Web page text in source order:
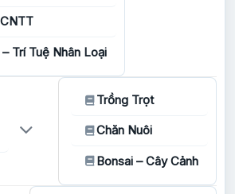
Trí Tuệ Nhân Loại
Trồng Trọt
Chăn Nuôi
Bonsai – Cây Cảnh